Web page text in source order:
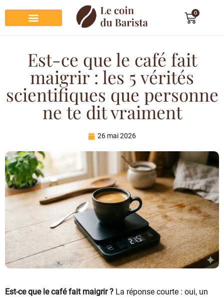
0
Est-ce que le café fait
maigrir : les 5 vérités
scientifiques que personne
ne te dit vraiment
26 mai 2026
Est-ce que le café fait maigrir ? La réponse courte : oui, un